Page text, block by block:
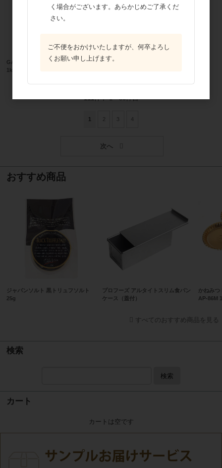
GABAN（ギャバン）タピオカスターチ
1kg
111件中 1〜30件目
1 2 3 4
おすすめ商品
ジャパンソルト 黒トリュフソルト
25g
プロフーズ アルタイトスリム食パン
ケース（蓋付）
かねみつ
AP-86M
すべてのおすすめ商品を見る
検索
検索
カート
カートは空です
く場合がございます。あらかじめご了承くだ
さい。
ご不便をおかけいたしますが、何卒よろし
くお願い申し上げます。